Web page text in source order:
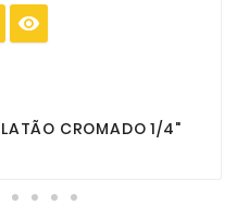

CROMADO 1/4"